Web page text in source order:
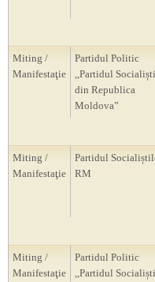
Miting /
Manifestaţie
Partidul Politic
,,Partidul
din Republica
Moldova”
Miting /
Manifestaţie
Partidul
RM
Miting /
Manifestaţie
Partidul Politic
,,Partidul